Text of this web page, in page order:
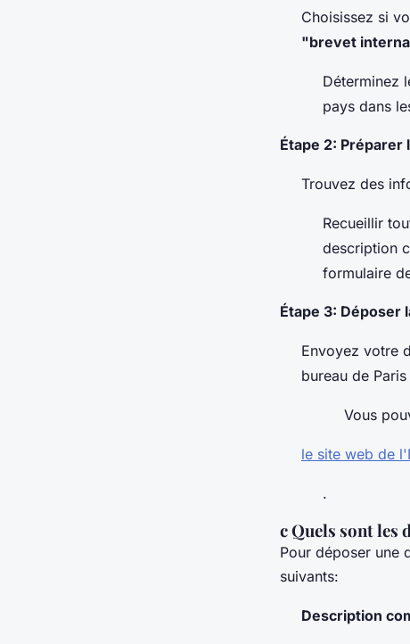
Choisissez si
"brevet
Déterminez
pays dans
Étape 2: Préparer
Trouvez des
Recueillir
description
formulaire
Étape 3: Déposer
Envoyez votre
bureau de
Vous
le site web de
.
c Quels sont les
Pour déposer une
suivants:
Description